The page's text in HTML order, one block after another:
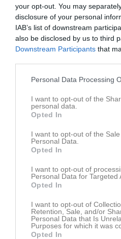
your opt-out. You may
disclosure of your personal
IAB’s list of downstream
also be disclosed by us to third
Downstream Participants that
Personal Data Processing
I want to opt-out of the
personal data.
Opted In
I want to opt-out of the
Personal Data.
Opted In
I want to opt-out of
Personal Data for Targeted
Opted In
I want to opt-out of
Retention, Sale, and/or
Personal Data that Is
Purposes for which it was
Opted In
Vitsjöstugan
4 bilder
På gång Kalender
Styrelsen Styrelsemöte
Träning
Träningsläger med Modo
Svedjecamp 18-19/8